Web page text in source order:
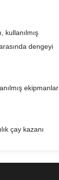
kullanılmış
dengeyi
ekipmanlar
çay kazanı